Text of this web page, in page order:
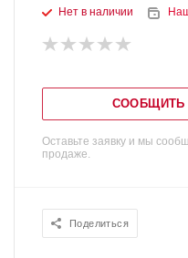
Нет в наличии
СООБЩИТЬ
Оставьте заявку и мы
продаже.
Поделиться